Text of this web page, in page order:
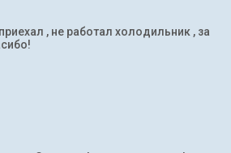
, не работал холодильник , за